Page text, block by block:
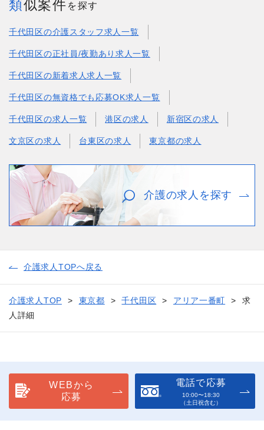
類似案件 を探す
千代田区の介護スタッフ求人一覧
千代田区の正社員/夜勤あり求人一覧
千代田区の新着求人求人一覧
千代田区の無資格でも応募OK求人一覧
千代田区の求人一覧 港区の求人 新宿区の求人
文京区の求人 台東区の求人 東京都の求人
介護の求人を探す
介護求人TOPへ戻る
介護求人TOP 東京都 千代田区 アリア一番町
求
人詳細
WEBから
応募
電話で応募
10:00〜18:30
（土日祝含む）